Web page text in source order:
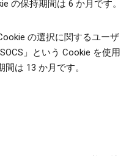
の保持期間は 6 か月です。
の選択に関するユーザ
」という Cookie を使用
は 13 か月です。